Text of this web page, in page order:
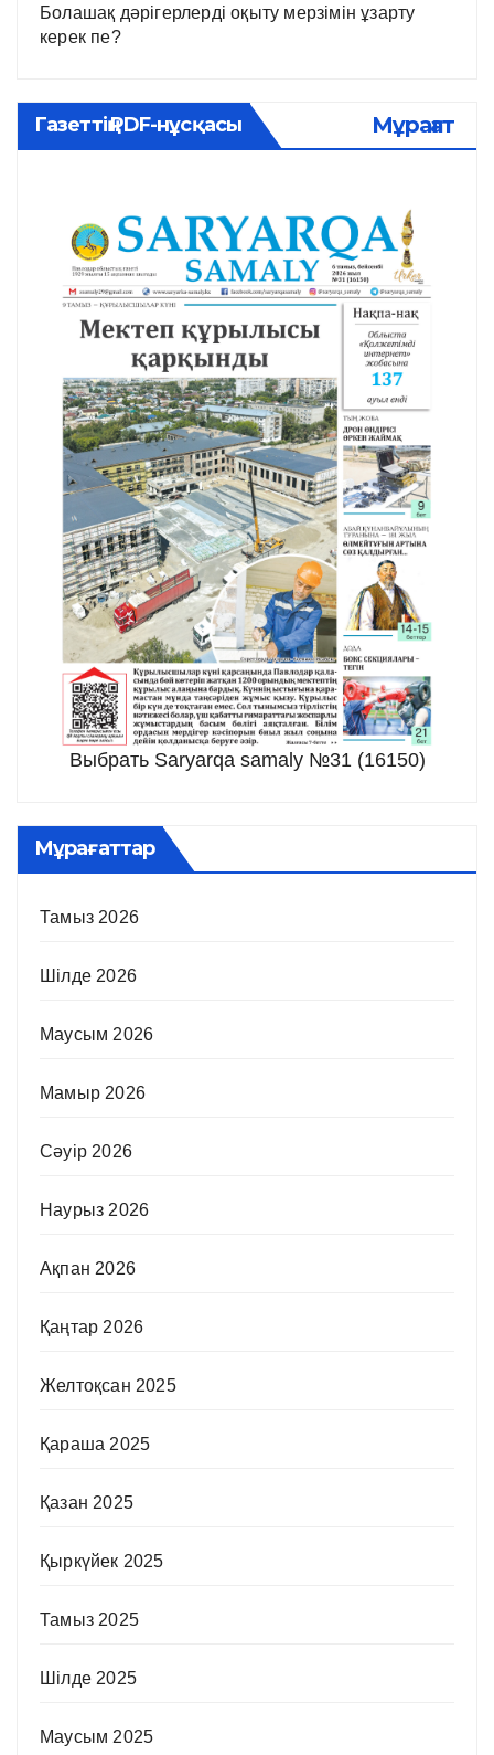
Болашақ дәрігерлерді оқыту мерзімін ұзарту
керек пе?
Газеттің PDF-нұсқасы Мұрағат
Выбрать Saryarqa samaly №31 (16150)
Мұрағаттар
Тамыз 2026
Шілде 2026
Маусым 2026
Мамыр 2026
Сәуір 2026
Наурыз 2026
Ақпан 2026
Қаңтар 2026
Желтоқсан 2025
Қараша 2025
Қазан 2025
Қыркүйек 2025
Тамыз 2025
Шілде 2025
Маусым 2025